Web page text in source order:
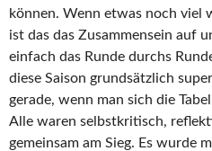
können. Wenn etwas noch viel
ist das das Zusammensein auf
einfach das Runde durchs
diese Saison grundsätzlich
gerade, wenn man sich die
Alle waren selbstkritisch,
gemeinsam am Sieg. Es wurde